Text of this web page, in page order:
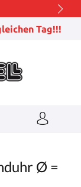
Tag!!!
Ø =